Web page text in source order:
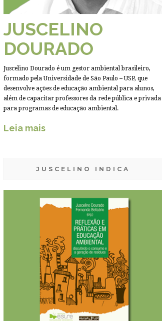
JUSCELINO
DOURADO
Juscelino Dourado é um gestor ambiental brasileiro,
formado pela Universidade de São Paulo – USP, que
desenvolve ações de educação ambiental para alunos,
além de capacitar professores da rede pública e privada
para programas de educação ambiental.
Leia mais
JUSCELINO INDICA